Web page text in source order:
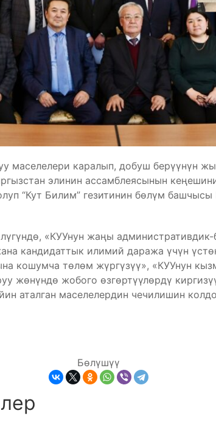
каралып, добуш берүүнүн
элинин ассамблеясынын
“Кут Билим” гезитинин бөлүм башчысы
«КУУнун жаңы
кандидаттык илимий даража үчүн
кошумча төлөм жүргүзүү», «КУУнун
жөнүндө жобого өзгөртүүлөрдү
аталган маселелердин чечилишин
Бөлүшүү